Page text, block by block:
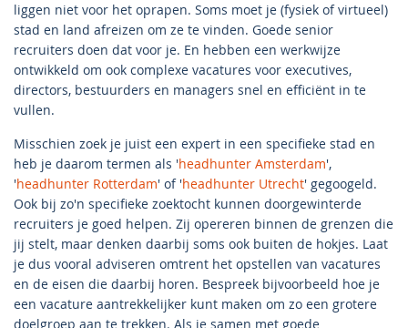
liggen niet voor het oprapen. Soms moet je (fysiek of virtueel)
stad en land afreizen om ze te vinden. Goede senior
recruiters doen dat voor je. En hebben een werkwijze
ontwikkeld om ook complexe vacatures voor executives,
directors, bestuurders en managers snel en efficiënt in te
vullen.
Misschien zoek je juist een expert in een specifieke stad en
heb je daarom termen als 'headhunter Amsterdam',
'headhunter Rotterdam' of 'headhunter Utrecht' gegoogeld.
Ook bij zo'n specifieke zoektocht kunnen doorgewinterde
recruiters je goed helpen. Zij opereren binnen de grenzen die
jij stelt, maar denken daarbij soms ook buiten de hokjes. Laat
je dus vooral adviseren omtrent het opstellen van vacatures
en de eisen die daarbij horen. Bespreek bijvoorbeeld hoe je
een vacature aantrekkelijker kunt maken om zo een grotere
doelgroep aan te trekken. Als je samen met goede